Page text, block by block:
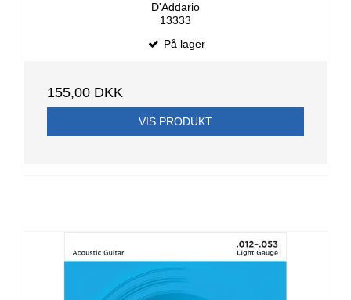
D'Addario
13333
På lager
155,00 DKK
VIS PRODUKT